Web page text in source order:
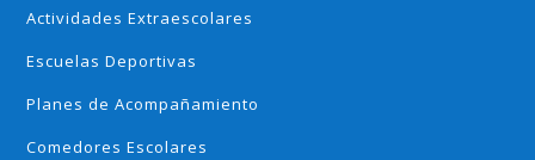
Actividades Extraescolares
Escuelas Deportivas
Planes de Acompañamiento
Comedores Escolares